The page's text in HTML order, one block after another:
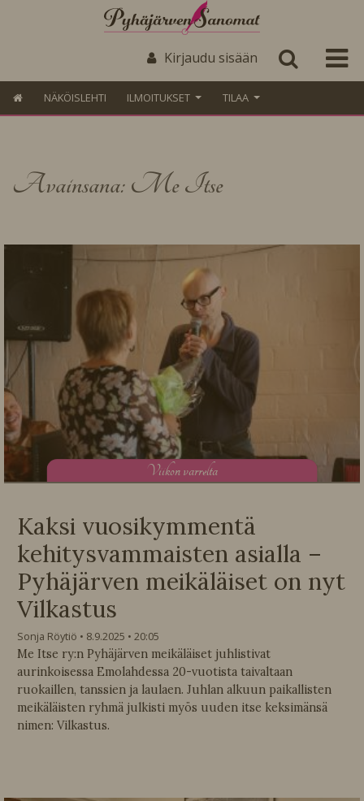
Kirjaudu sisään
NÄKÖISLEHTI ILMOITUKSET TILAA
Avainsana: Me Itse
Viikon varrelta
Kaksi vuosikymmentä
kehitysvammaisten asialla –
Pyhäjärven meikäläiset on nyt
Vilkastus
Sonja Röytiö 8.9.2025
20:05
Me Itse ry:n Pyhäjärven meikäläiset juhlistivat
aurinkoisessa Emolahdessa 20-vuotista taivaltaan
ruokaillen, tanssien ja laulaen. Juhlan alkuun paikallisten
meikäläisten ryhmä julkisti myös uuden itse keksimänsä
nimen: Vilkastus.